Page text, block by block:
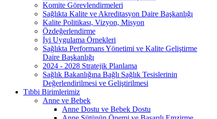
Komite Görevlendirmeleri
Sağlıkta Kalite ve Akreditasyon Daire Başkanlığı
Kalite Politikası, Vizyon, Misyon
Özdeğerlendirme
İyi Uygulama Örnekleri
Sağlıkta Performans Yönetimi ve Kalite Geliştirme
Daire Başkanlığı
2024 - 2028 Stratejik Planlama
Sağlık Bakanlığına Bağlı Sağlık Tesislerinin
Değerlendirilmesi ve Geliştirilmesi
Tıbbi Birimlerimiz
Anne ve Bebek
Anne Dostu ve Bebek Dostu